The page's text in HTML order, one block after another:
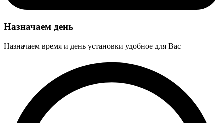
Назначаем день
Назначаем время и день установки удобное для Вас